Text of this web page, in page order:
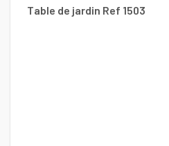
Table de jardin Ref 1503